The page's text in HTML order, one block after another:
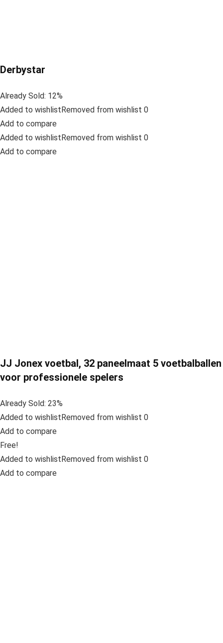
Derbystar
Already Sold: 12%
Added to wishlistRemoved from wishlist 0
Add to compare
Added to wishlistRemoved from wishlist 0
Add to compare
JJ Jonex voetbal, 32 paneelmaat 5 voetbalballen
voor professionele spelers
Already Sold: 23%
Added to wishlistRemoved from wishlist 0
Add to compare
Free!
Added to wishlistRemoved from wishlist 0
Add to compare